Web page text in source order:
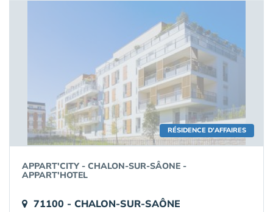
RÉSIDENCE D'AFFAIRES
APPART'CITY - CHALON-SUR-SÂONE -
APPART'HOTEL
71100 - CHALON-SUR-SAÔNE